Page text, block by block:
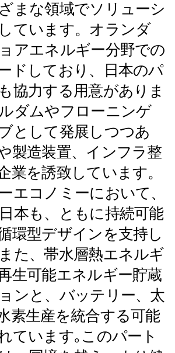
まな領域でソリューシ
ています。オランダ
アエネルギー分野での
ドしており、日本のパ
協力する用意がありま
ダムやフローニンゲ
として発展しつつあ
製造装置、インフラ整
業を誘致しています。
エコノミーにおいて、
本も、ともに持続可能
環型デザインを支持し
た、帯水層熱エネルギ
生可能エネルギー貯蔵
ンと、バッテリー、太
素生産を統合する可能
ています｡このパート